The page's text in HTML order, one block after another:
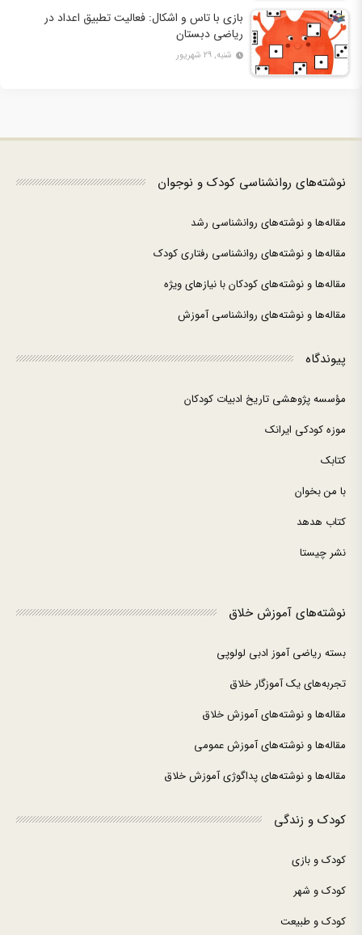
بازی با تاس و اشکال: فعالیت تطبیق اعداد در
ریاضی دبستان
شنبه, ۲۹ شهریور
نوشته‌های روانشناسی کودک و نوجوان
مقاله‌ها و نوشته‌های روانشناسی رشد
مقاله‌ها و نوشته‌های روانشناسی رفتاری کودک
مقاله‌ها و نوشته‌های کودکان با نیازهای ویژه
مقاله‌ها و نوشته‌های روانشناسی آموزش
پیوندگاه
مؤسسه پژوهشی تاریخ ادبیات کودکان
موزه کودکی ایرانک
کتابک
با من بخوان
کتاب هدهد
نشر چیستا
نوشته‌های آموزش خلاق
بسته ریاضی آموز ادبی لولوپی
تجربه‌های یک آموزگار خلاق
مقاله‌ها و نوشته‌های آموزش خلاق
مقاله‌ها و نوشته‌های آموزش عمومی
مقاله‌ها و نوشته‌های پداگوژی آموزش خلاق
کودک و زندگی
کودک و بازی
کودک و شهر
کودک و طبیعت